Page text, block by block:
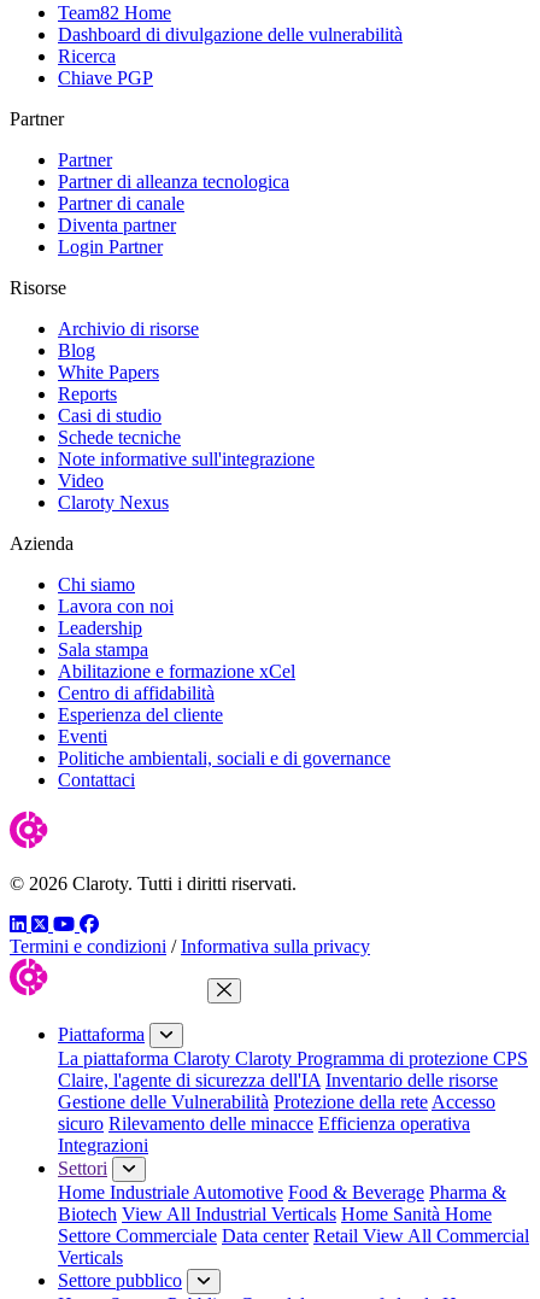
Team82 Home
Dashboard di divulgazione delle vulnerabilità
Ricerca
Chiave PGP
Partner
Partner
Partner di alleanza tecnologica
Partner di canale
Diventa partner
Login Partner
Risorse
Archivio di risorse
Blog
White Papers
Reports
Casi di studio
Schede tecniche
Note informative sull'integrazione
Video
Claroty Nexus
Azienda
Chi siamo
Lavora con noi
Leadership
Sala stampa
Abilitazione e formazione xCel
Centro di affidabilità
Esperienza del cliente
Eventi
Politiche ambientali, sociali e di governance
Contattaci
© 2026 Claroty. Tutti i diritti riservati.
LinkedIn
TwitterYouTube
Facebook
Termini e condizioni / Informativa sulla privacy
Chiudi menu
Piattaforma
La piattaforma Claroty Claroty Programma di protezione CPS
Claire, l'agente di sicurezza dell'IA Inventario delle risorse
Gestione delle Vulnerabilità Protezione della rete Accesso
sicuro Rilevamento delle minacce Efficienza operativa
Integrazioni
Settori
Home Industriale Automotive Food & Beverage Pharma &
Biotech View All Industrial Verticals Home Sanità Home
Settore Commerciale Data center Retail View All Commercial
Verticals
Settore pubblico